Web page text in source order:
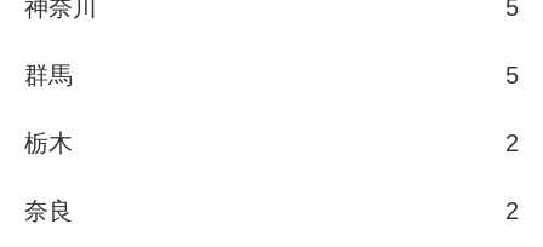
神奈川 5
群馬 5
栃木 2
奈良 2